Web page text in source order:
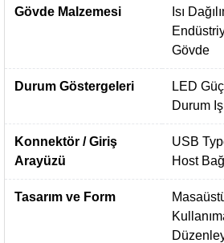
Gövde Malzemesi
Isı
Gövde
Durum Göstergeleri
LED
Durum
Konnektör / Giriş
Arayüzü
USB
Host
Tasarım ve Form